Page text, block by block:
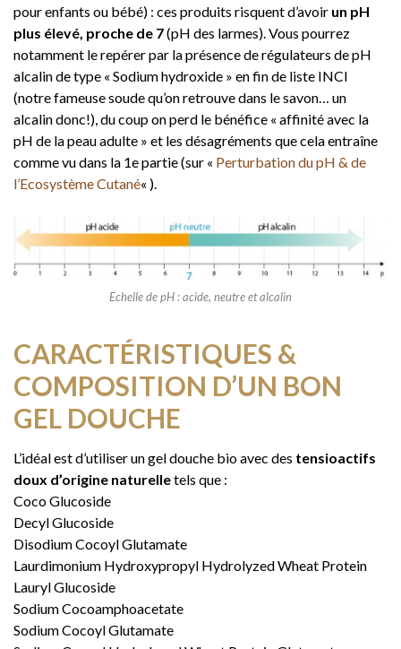
pour enfants ou bébé) : ces produits risquent d’avoir un pH
plus élevé, proche de 7(pH des larmes). Vous pourrez
notamment le repérer par la présence de régulateurs de pH
alcalin de type « Sodium hydroxide » en fin de liste INCI
(notre fameuse soude qu’on retrouve dans le savon… un
alcalin donc!), du coup on perd le bénéfice « affinité avec la
pH de la peau adulte » et les désagréments que cela entraîne
comme vu dans la 1e partie (sur « Perturbation du pH & de
l’Ecosystème Cutané« ).
Echelle de pH : acide, neutre et alcalin
CARACTÉRISTIQUES &
COMPOSITION D’UN BON
GEL DOUCHE
L’idéal est d’utiliser un gel douche bio avec des tensioactifs
doux d’origine naturelletels que :
Coco Glucoside
Decyl Glucoside
Disodium Cocoyl Glutamate
Laurdimonium Hydroxypropyl Hydrolyzed Wheat Protein
Lauryl Glucoside
Sodium Cocoamphoacetate
Sodium Cocoyl Glutamate